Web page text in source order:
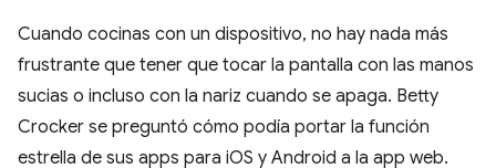
Cuando cocinas con un dispositivo, no hay nada más
frustrante que tener que tocar la pantalla con las manos
sucias o incluso con la nariz cuando se apaga. Betty
Crocker se preguntó cómo podía portar la función
estrella de sus apps para iOS y Android a la app web.